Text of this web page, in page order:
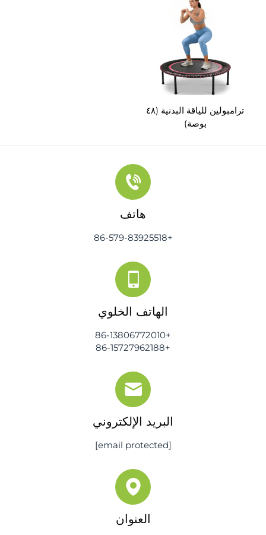
HC-MT026)
ترامبولين للياقة البدنية (٤٨
بوصة)
هاتف
الهاتف الخلوي
البريد الإلكتروني
العنوان